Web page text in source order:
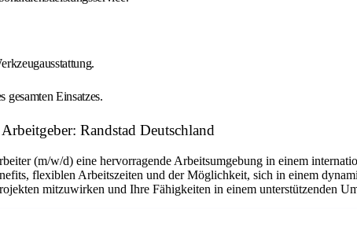
gesamten Einsatzes.
Randstad Deutschland
(m/w/d) eine hervorragende Arbeitsumgebung in einem
flexiblen Arbeitszeiten und der Möglichkeit, sich in einem
mitzuwirken und Ihre Fähigkeiten in einem unterstützenden